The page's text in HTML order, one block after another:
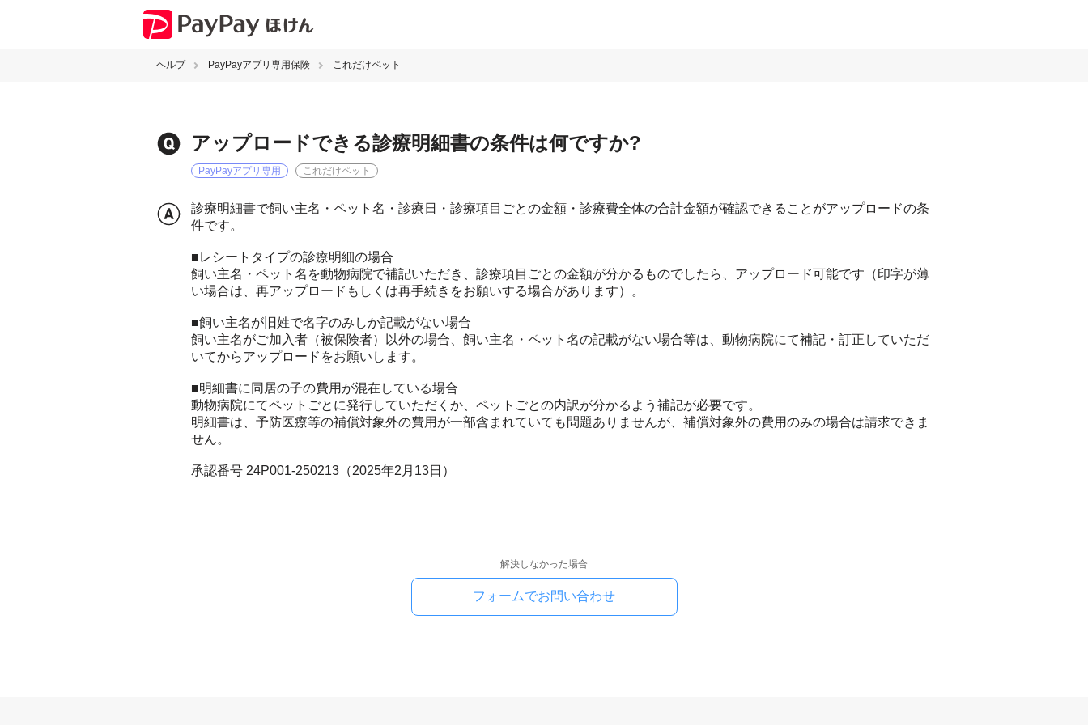
ヘルプ PayPayアプリ専用保険 これだけペット
アップロードできる診療明細書の条件は何ですか?
PayPayアプリ専用 これだけペット
診療明細書で飼い主名・ペット名・診療日・診療項目ごとの金額・診療費全体の合計金額が確認できることがアップロードの条
件です。
■レシートタイプの診療明細の場合
飼い主名・ペット名を動物病院で補記いただき、診療項目ごとの金額が分かるものでしたら、アップロード可能です（印字が薄
い場合は、再アップロードもしくは再手続きをお願いする場合があります）。
■飼い主名が旧姓で名字のみしか記載がない場合
飼い主名がご加入者（被保険者）以外の場合、飼い主名・ペット名の記載がない場合等は、動物病院にて補記・訂正していただ
いてからアップロードをお願いします。
■明細書に同居の子の費用が混在している場合
動物病院にてペットごとに発行していただくか、ペットごとの内訳が分かるよう補記が必要です。
明細書は、予防医療等の補償対象外の費用が一部含まれていても問題ありませんが、補償対象外の費用のみの場合は請求できま
せん。
承認番号 24P001-250213（2025年2月13日）
解決しなかった場合
フォームでお問い合わせ